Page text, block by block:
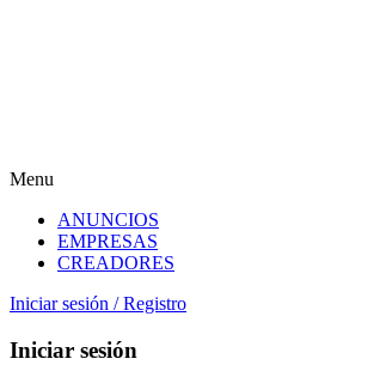
Menu
ANUNCIOS
EMPRESAS
CREADORES
Iniciar sesión / Registro
Iniciar sesión